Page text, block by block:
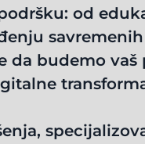
od
da budemo